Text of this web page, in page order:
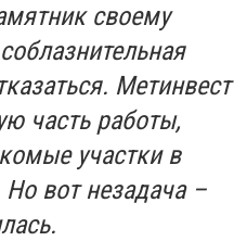
своему
Метинвест
часть работы,
участки в
вот незадача –